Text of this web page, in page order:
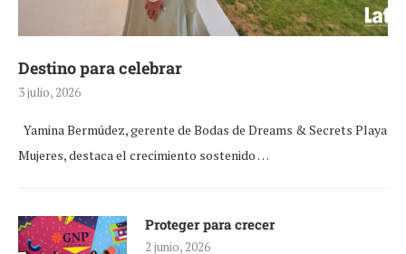
Destino para celebrar
3 julio, 2026
Yamina Bermúdez, gerente de Bodas de Dreams & Secrets Playa
Mujeres, destaca el crecimiento sostenido …
Proteger para crecer
2 junio, 2026